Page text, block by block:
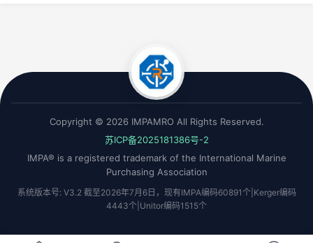
Copyright © 2026 IMPAMRO All Rights Reserved.
苏ICP备2025181386号-2
IMPA® is a registered trademark of the International Marine
Purchasing Association
系统版本号: V3.2 截至2026年7月6日，现有IMPA编码60891个|Kerger编码
4443个|Unitor编码1515个